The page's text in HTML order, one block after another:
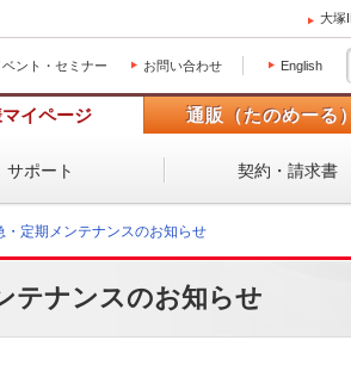
大塚
ベント・セミナー お問い合わせ English
イページ 通販（たのめーる）
サポート 契約・請求書
・定期メンテナンスのお知らせ
テナンスのお知らせ